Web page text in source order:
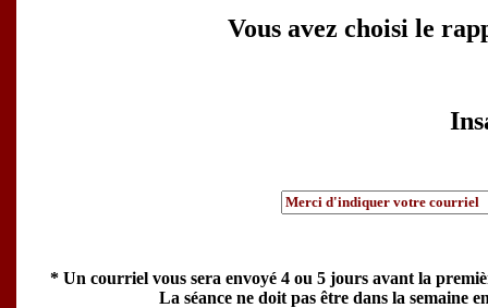
Vous avez choisi le
* Un courriel vous sera envoyé 4 ou 5 jours avant la
La séance ne doit pas être dans la semaine